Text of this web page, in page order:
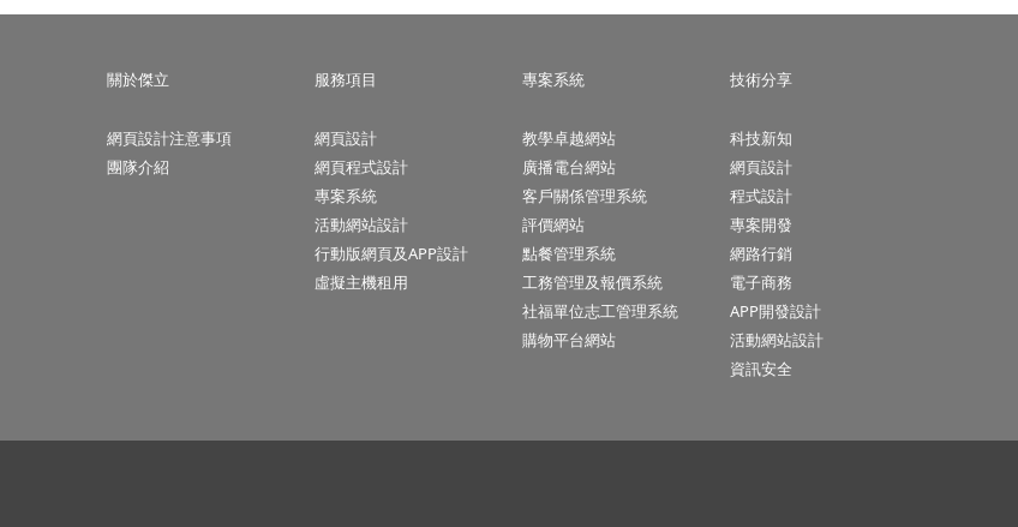
關於傑立
網頁設計注意事項
團隊介紹
服務項目
網頁設計
網頁程式設計
專案系統
活動網站設計
行動版網頁及APP設計
虛擬主機租用
專案系統
教學卓越網站
廣播電台網站
客戶關係管理系統
評價網站
點餐管理系統
工務管理及報價系統
社福單位志工管理系統
購物平台網站
技術分享
科技新知
網頁設計
程式設計
專案開發
網路行銷
電子商務
APP開發設計
活動網站設計
資訊安全